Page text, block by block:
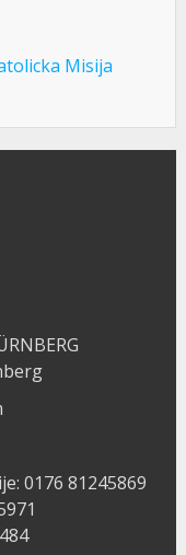
Misija
0176 81245869